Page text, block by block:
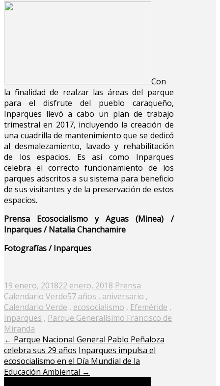
Con
la finalidad de realzar las áreas del parque
para el disfrute del pueblo caraqueño,
Inparques llevó a cabo un plan de trabajo
trimestral en 2017, incluyendo la creación de
una cuadrilla de mantenimiento que se dedicó
al desmalezamiento, lavado y rehabilitación
de los espacios. Es así como Inparques
celebra el correcto funcionamiento de los
parques adscritos a su sistema para beneficio
de sus visitantes y de la preservación de estos
espacios.
Prensa Ecosocialismo y Aguas (Minea) /
Inparques / Natalia Chanchamire
Fotografías / Inparques
Posted
on
19 enero, 201822 enero, 2018 Prensa
Calendario Verde57 años , aniversario ,
Calendario Verde , ecosocialismo , Efeméride ,
Inparques , Parque Generalísimo Francisco de
Miranda
← Parque Nacional General Pablo Peñaloza
celebra sus 29 años Inparques impulsa el
ecosocialismo en el Día Mundial de la
Educación Ambiental →